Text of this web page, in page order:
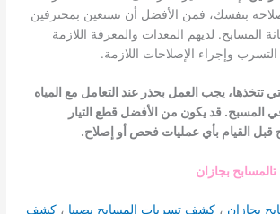
بنفسك، فمن الأفضل أن تستعين بمحترفين
المسابح. لديهم المعدات والمعرفة اللازمة
وإجراء الإصلاحات اللازمة.
تتخذها، يجب العمل بحذر عند التعامل مع المياه
المسبح. قد يكون من الأفضل قطع التيار
قبل القيام بأي عمليات فحص أو إصلاح.
بجازان
بجازان ،كشف تسربات المسابح بصبيا ،كشف